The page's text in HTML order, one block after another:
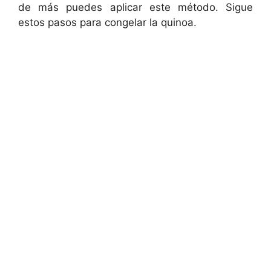
de más puedes aplicar este método. Sigue
estos pasos para congelar la quinoa.